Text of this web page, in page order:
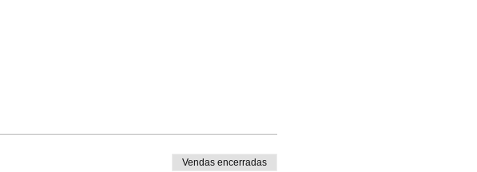
Vendas encerradas